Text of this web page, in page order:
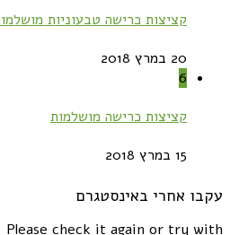
קציצות כרישה טבעוניות
20 במרץ 2018
6
קציצות כרישה מושלמות
15 במרץ 2018
עקבו אחרי באינסטגרם
Please check it again or try with